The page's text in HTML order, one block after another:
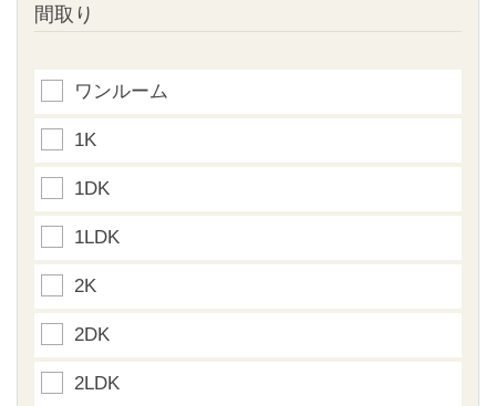
間取り
ワンルーム
1K
1DK
1LDK
2K
2DK
2LDK